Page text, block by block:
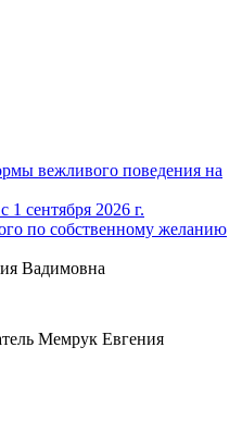
вежливого поведения на
1 сентября 2026 г.
по собственному желанию
Вадимовна
Мемрук Евгения